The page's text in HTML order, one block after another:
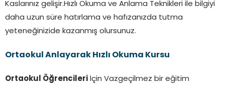
Kaslarınız gelişir.Hızlı Okuma ve Anlama Teknikleri ile bilgiyi
daha uzun süre hatırlama ve hafızanızda tutma
yeteneğinizide kazanmış olursunuz.
Ortaokul Anlayarak Hızlı Okuma Kursu
Ortaokul Öğrencileri İçin Vazgeçilmez bir eğitim